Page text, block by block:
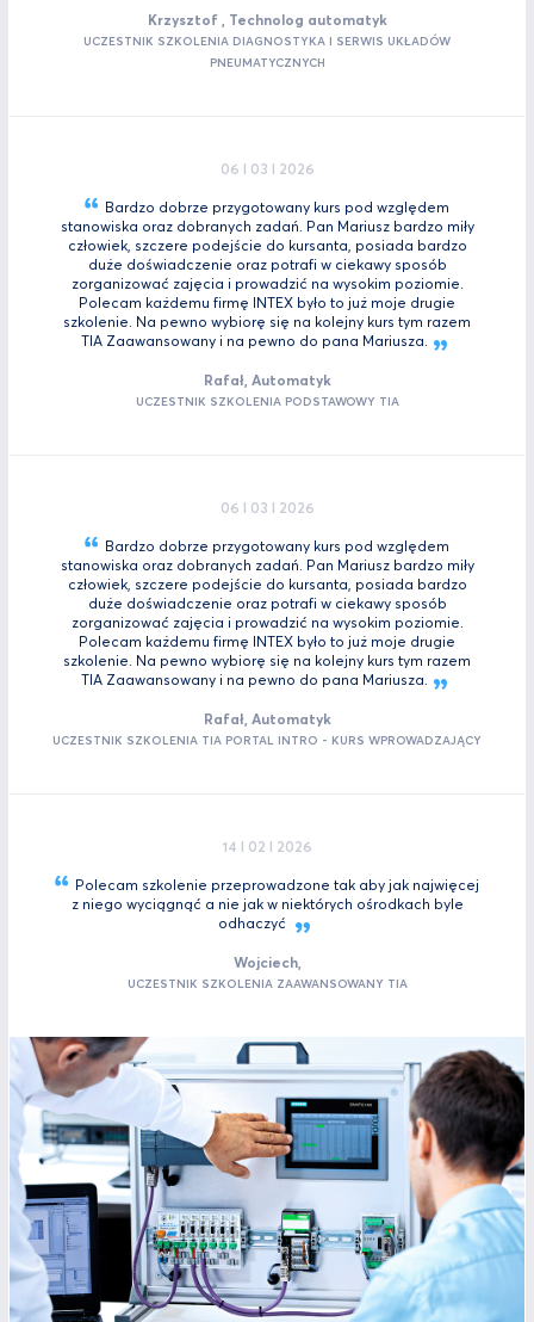
Krzysztof , Technolog automatyk
UCZESTNIK SZKOLENIA DIAGNOSTYKA I SERWIS UKŁADÓW
PNEUMATYCZNYCH
06 I 03 I 2026
Bardzo dobrze przygotowany kurs pod względem
stanowiska oraz dobranych zadań. Pan Mariusz bardzo miły
człowiek, szczere podejście do kursanta, posiada bardzo
duże doświadczenie oraz potrafi w ciekawy sposób
zorganizować zajęcia i prowadzić na wysokim poziomie.
Polecam każdemu firmę INTEX było to już moje drugie
szkolenie. Na pewno wybiorę się na kolejny kurs tym razem
TIA Zaawansowany i na pewno do pana Mariusza.
Rafał, Automatyk
UCZESTNIK SZKOLENIA PODSTAWOWY TIA
06 I 03 I 2026
Bardzo dobrze przygotowany kurs pod względem
stanowiska oraz dobranych zadań. Pan Mariusz bardzo miły
człowiek, szczere podejście do kursanta, posiada bardzo
duże doświadczenie oraz potrafi w ciekawy sposób
zorganizować zajęcia i prowadzić na wysokim poziomie.
Polecam każdemu firmę INTEX było to już moje drugie
szkolenie. Na pewno wybiorę się na kolejny kurs tym razem
TIA Zaawansowany i na pewno do pana Mariusza.
Rafał, Automatyk
UCZESTNIK SZKOLENIA TIA PORTAL INTRO - KURS WPROWADZAJĄCY
14 I 02 I 2026
Polecam szkolenie przeprowadzone tak aby jak najwięcej
z niego wyciągnąć a nie jak w niektórych ośrodkach byle
odhaczyć
Wojciech,
UCZESTNIK SZKOLENIA ZAAWANSOWANY TIA